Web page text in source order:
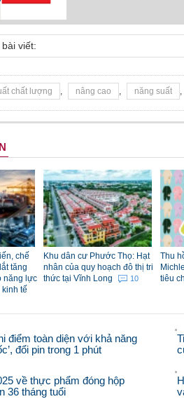
viết:
chất lượng , nâng cao , năng suất ,
chế
tăng
năng lực
tế
Khu dân cư Phước Thọ: Hạt
nhân của quy hoạch đô thị tri
thức tại Vĩnh Long
10
Thu
tiêu
điểm toàn diện với khả năng
đổi pin trong 1 phút
về thực phẩm đóng hộp
36 tháng tuổi